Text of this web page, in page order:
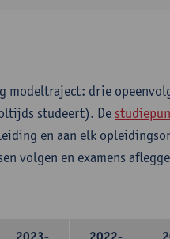
modeltraject: drie
studeert). De
en aan elk
volgen en examens